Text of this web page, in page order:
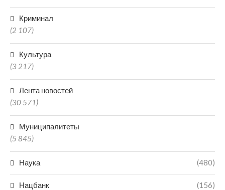
Криминал
(2 107)
Культура
(3 217)
Лента новостей
(30 571)
Муниципалитеты
(5 845)
Наука (480)
Нацбанк (156)